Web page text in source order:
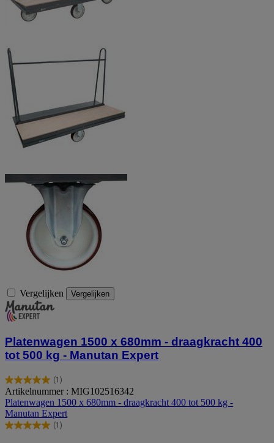
Vergelijken Vergelijken
Platenwagen 1500 x 680mm - draagkracht 400
tot 500 kg - Manutan Expert
(1)
5.0
van
de
5
sterren.
Artikelnummer : MIG102516342
Platenwagen 1500 x 680mm - draagkracht 400 tot 500 kg -
Manutan Expert
(1)
5.0